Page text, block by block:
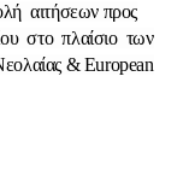
αιτήσεων προς
στο πλαίσιο των
& European